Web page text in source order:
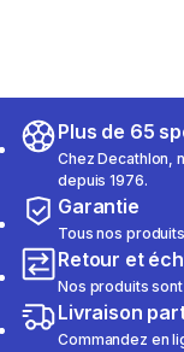
Plus de 65
Chez Decathlon,
depuis 1976.
Garantie
Tous nos
Retour et
Nos produits
Livraison
Commandez en